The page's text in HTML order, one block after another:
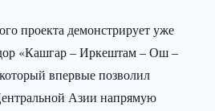
проекта демонстрирует уже
«Кашгар – Иркештам – Ош –
впервые позволил
Азии напрямую